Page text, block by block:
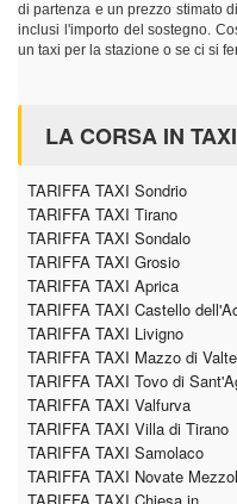
di partenza e un prezzo stimato
inclusi l'importo del sostegno.
un taxi per la stazione o se ci si
LA CORSA IN
TARIFFA TAXI Sondrio
TARIFFA TAXI Tirano
TARIFFA TAXI Sondalo
TARIFFA TAXI Grosio
TARIFFA TAXI Aprica
TARIFFA TAXI Castello
TARIFFA TAXI Livigno
TARIFFA TAXI Mazzo di
TARIFFA TAXI Tovo di
TARIFFA TAXI Valfurva
TARIFFA TAXI Villa di Tirano
TARIFFA TAXI Samolaco
TARIFFA TAXI Novate